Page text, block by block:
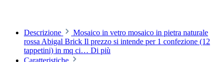
Descrizione
Mosaico in vetro mosaico in pietra naturale
rossa Abigal Brick Il prezzo si intende per 1 confezione (12
tappetini) in mq ci… Di più
Caratteristiche